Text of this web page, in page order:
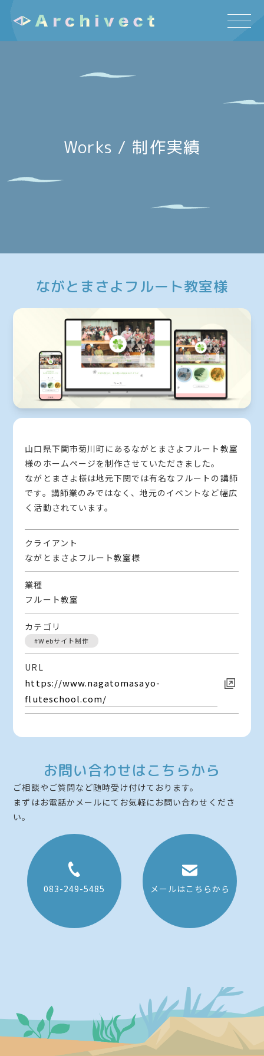
Works / 制作実績
ながとまさよフルート教室様
山口県下関市菊川町にあるながとまさよフルート教室
様のホームページを制作させていただきました。
ながとまさよ様は地元下関では有名なフルートの講師
です。講師業のみではなく、地元のイベントなど幅広
く活動されています。
クライアント
ながとまさよフルート教室様
業種
フルート教室
カテゴリ
#Webサイト制作
URL
https://www.nagatomasayo-
fluteschool.com/
お問い合わせはこちらから
ご相談やご質問など随時受け付けております。
まずはお電話かメールにてお気軽にお問い合わせくださ
い。
083-249-5485 メールはこちらから